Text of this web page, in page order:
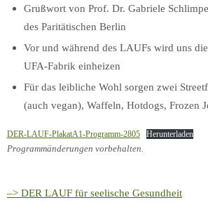
Grußwort von Prof. Dr. Gabriele
des Paritätischen Berlin
Vor und während des LAUFs wird uns
UFA-Fabrik einheizen
Für das leibliche Wohl sorgen zwei
(auch vegan), Waffeln, Hotdogs, Frozen
DER-LAUF-PlakatA1-Programm-2805 Herunterladen
Programmänderungen vorbehalten.
–> DER LAUF für seelische Gesundheit